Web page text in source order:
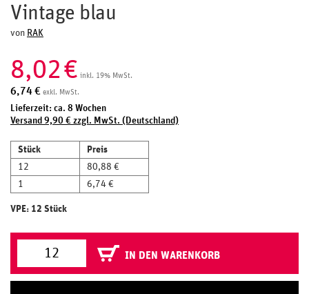
Vintage blau
von RAK
8,02€ inkl. 19% MwSt.
6,74€ exkl. MwSt.
Lieferzeit: ca. 8 Wochen
Versand 9,90 € zzgl. MwSt. (Deutschland)
Stück
Preis
12
80,88 €
1
6,74 €
VPE: 12 Stück
IN DEN WARENKORB